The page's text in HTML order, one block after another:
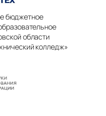
бюджетное
области
колледж»